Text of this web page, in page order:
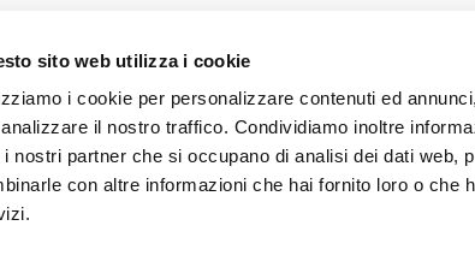
sito web utilizza i cookie
i cookie per personalizzare contenuti ed
il nostro traffico. Condividiamo inoltre
i nostri partner che si occupano di analisi dei dati web,
con altre informazioni che hai fornito loro o che
Service à la Clientèle
Expédition